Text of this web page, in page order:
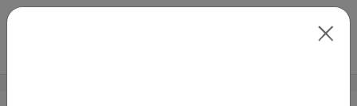
Skip to main content